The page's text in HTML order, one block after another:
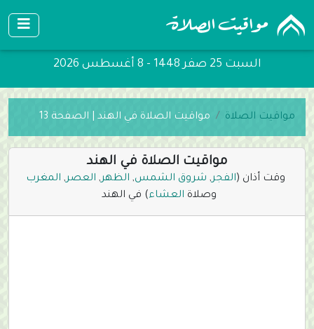
السبت 25 صفر 1448 - 8 أغسطس 2026
مواقيت الصلاة مواقيت الصلاة في الهند | الصفحة 13
مواقيت الصلاة في الهند
وقت أذان (الفجر, شروق الشمس, الظهر, العصر, المغرب
وصلاة العشاء) في الهند